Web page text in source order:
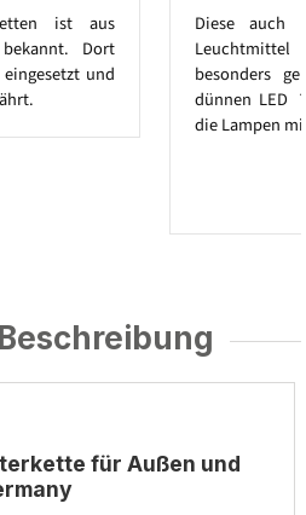
ist aus
Dort
und
Diese auch
besonders
dünnen LED
die Lampen
für Außen und